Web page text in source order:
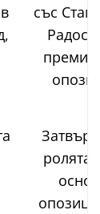
със
ролята